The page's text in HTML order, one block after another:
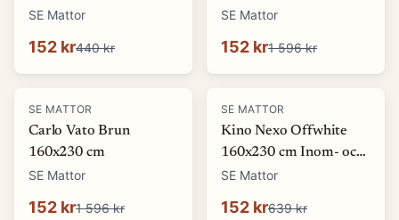
SE Mattor
152 kr440 kr
SE Mattor
152 kr1 596 kr
-90%
SE MATTOR
Carlo Vato Brun
160x230 cm
SE Mattor
152 kr1 596 kr
-76%
SE MATTOR
Kino Nexo Offwhite
160x230 cm Inom- och
utomhusmatta
SE Mattor
152 kr639 kr